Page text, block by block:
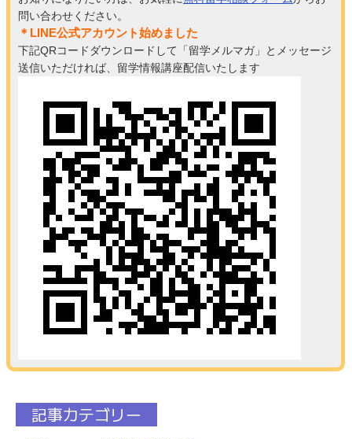
問い合わせください。
＊LINE公式アカウント始めました
下記QRコードダウンロードして「留学メルマガ」とメッセージ
送信いただければ、留学情報講座配信いたします
記事カテゴリー